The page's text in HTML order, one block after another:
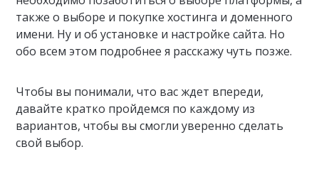
также о выборе и покупке хостинга и доменного
имени. Ну и об установке и настройке сайта. Но
обо всем этом подробнее я расскажу чуть позже.
Чтобы вы понимали, что вас ждет впереди,
давайте кратко пройдемся по каждому из
вариантов, чтобы вы смогли уверенно сделать
свой выбор.